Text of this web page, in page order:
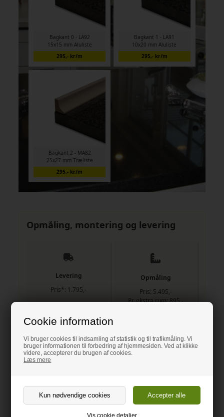
Cookie information
Vi bruger cookies til indsamling af statistik og til trafikmåling. Vi
bruger informationen til forbedring af hjemmesiden. Ved at klikke
videre, accepterer du brugen af cookies.
Læs mere
Vis cookie detaljer
Bagkant 0 - LA92
15x15 mm Aluliste
295,- kr/m
Bagkant 1 - LA91
10x20 mm Aluliste
295,- kr/m
Bagkant 2 - MA82
25x27 mm Træliste
295,- kr/m
Opmåling, montering og levering
Levering
Pris*: 1.795,-
Opmåling
Pris: 5.495,-
Pr. ekstra rum: 895,-
HALF RISK
Levering + montering
ALL RISK
Pr. ekstra rum: 2.895,-